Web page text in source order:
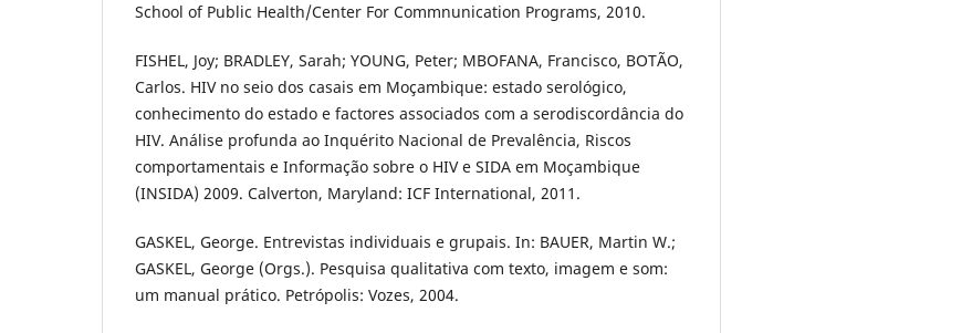
School of Public Health/Center For Commnunication Programs, 2010.
FISHEL, Joy; BRADLEY, Sarah; YOUNG, Peter; MBOFANA, Francisco, BOTÃO,
Carlos. HIV no seio dos casais em Moçambique: estado serológico,
conhecimento do estado e factores associados com a serodiscordância do
HIV. Análise profunda ao Inquérito Nacional de Prevalência, Riscos
comportamentais e Informação sobre o HIV e SIDA em Moçambique
(INSIDA) 2009. Calverton, Maryland: ICF International, 2011.
GASKEL, George. Entrevistas individuais e grupais. In: BAUER, Martin W.;
GASKEL, George (Orgs.). Pesquisa qualitativa com texto, imagem e som:
um manual prático. Petrópolis: Vozes, 2004.